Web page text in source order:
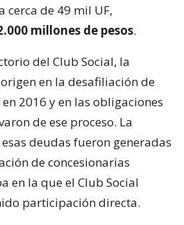
de 49 mil UF,
millones de pesos.
del Club Social, la
en la desafiliación de
2016 y en las obligaciones
de ese proceso. La
deudas fueron generadas
de concesionarias
en la que el Club Social
participación directa.